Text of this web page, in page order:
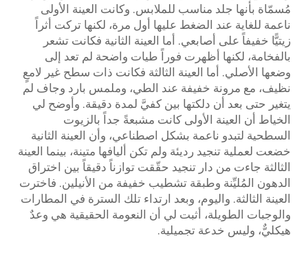
مُسمّاة بأنها جلد مناسب للملابس. وكانت العينة الأولى
ناعمة للغاية عند الضغط عليها أول مرة، لكنها تركت أثراً
زيتيًّا خفيفاً على أصابعي. أما العينة الثانية فكانت تشعر
بالفخامة، لكنها أظهرت فوراً طيات واضحة لم تعد إلى
وضعها الأصلي. أما العينة الثالثة فكانت ذات سطح غير لامعٍ
نظيف، مع مرونة خفيفة عند الطي، وملمس بارد وجاف لم
يتغير حتى بعد أن دلكتها بين كفيَّ لمدة دقيقة. وأوضح لي
الخياط أن العينة الأولى كانت مشبعةً جداً بالزيوت
السطحية لتبدو ناعمة بشكل اصطناعي، وأن العينة الثانية
خضعت لعملية تنجيد رديئة ولم تكن أليافها متينة، بينما العينة
الثالثة جاءت من دار تنجيد حقّقت توازناً دقيقاً بين اختراق
الدهون المُليِّنة وطبقة تشطيب خفيفة من الأنيلين. فاخترت
العينة الثالثة. واليوم، وبعد ارتداء تلك السترة في المطارات
والوجبات الطويلة، أثبت لي أن النعومة الحقيقية هي وعدٌ
هيكليٌّ، وليس خدعة تجميلية.